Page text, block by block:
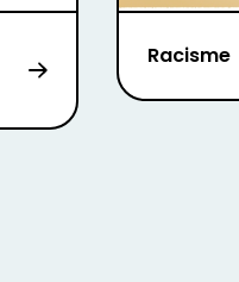
Racisme